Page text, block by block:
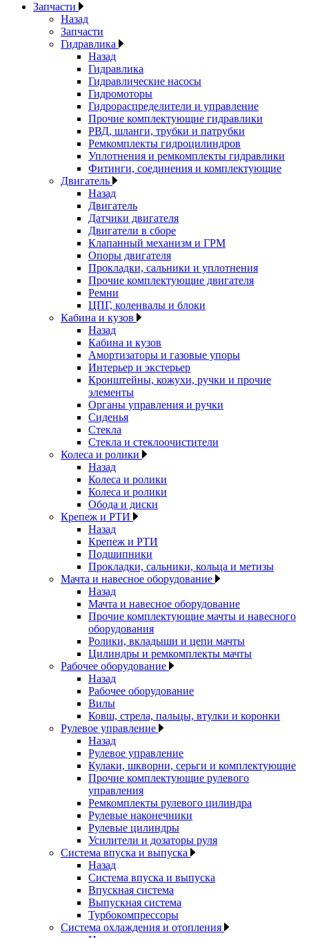
Запчасти
Назад
Запчасти
Гидравлика
Назад
Гидравлика
Гидравлические насосы
Гидромоторы
Гидрораспределители и управление
Прочие комплектующие гидравлики
РВД, шланги, трубки и патрубки
Ремкомплекты гидроцилиндров
Уплотнения и ремкомплекты гидравлики
Фитинги, соединения и комплектующие
Двигатель
Назад
Двигатель
Датчики двигателя
Двигатели в сборе
Клапанный механизм и ГРМ
Опоры двигателя
Прокладки, сальники и уплотнения
Прочие комплектующие двигателя
Ремни
ЦПГ, коленвалы и блоки
Кабина и кузов
Назад
Кабина и кузов
Амортизаторы и газовые упоры
Интерьер и экстерьер
Кронштейны, кожухи, ручки и прочие
элементы
Органы управления и ручки
Сиденья
Стекла
Стекла и стеклоочистители
Колеса и ролики
Назад
Колеса и ролики
Колеса и ролики
Обода и диски
Крепеж и РТИ
Назад
Крепеж и РТИ
Подшипники
Прокладки, сальники, кольца и метизы
Мачта и навесное оборудование
Назад
Мачта и навесное оборудование
Прочие комплектующие мачты и навесного
оборудования
Ролики, вкладыши и цепи мачты
Цилиндры и ремкомплекты мачты
Рабочее оборудование
Назад
Рабочее оборудование
Вилы
Ковш, стрела, пальцы, втулки и коронки
Рулевое управление
Назад
Рулевое управление
Кулаки, шкворни, серьги и комплектующие
Прочие комплектующие рулевого
управления
Ремкомплекты рулевого цилиндра
Рулевые наконечники
Рулевые цилиндры
Усилители и дозаторы руля
Система впуска и выпуска
Назад
Система впуска и выпуска
Впускная система
Выпускная система
Турбокомпрессоры
Система охлаждения и отопления